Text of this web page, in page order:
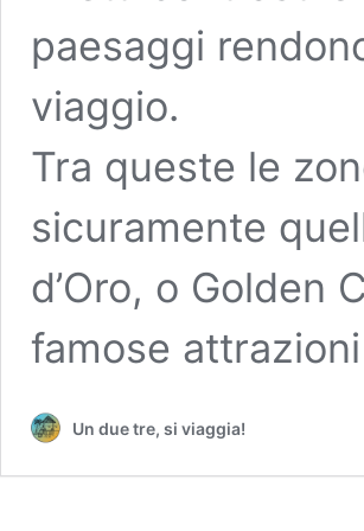
paesaggi
viaggio.
Tra queste le
sicuramente
d’Oro, o Golden
famose
Un due tre, si viaggia!